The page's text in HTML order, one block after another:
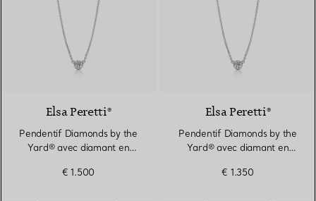
2 Matériaux
Elsa Peretti®
Pendentif Diamonds by the
Yard® avec diamant en
€ 1.500
Elsa Peretti®
Pendentif Diamonds by the
Yard® avec diamant en
€ 1.350